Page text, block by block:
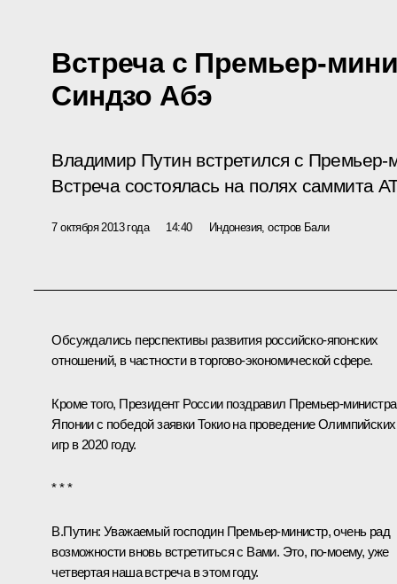
Встреча с Премьер-
Синдзо Абэ
Владимир Путин встретился с
Встреча состоялась на полях саммита
7 октября 2013 года 14:40 Индонезия, остров Бали
Обсуждались перспективы развития российско-японских
отношений, в частности в торгово-экономической сфере.
Кроме того, Президент России поздравил Премьер-министра
Японии с победой заявки Токио на проведение Олимпийских
игр в 2020 году.
* * *
В.Путин: Уважаемый господин Премьер-министр, очень рад
возможности вновь встретиться с Вами. Это, по‑моему, уже
четвертая наша встреча в этом году.